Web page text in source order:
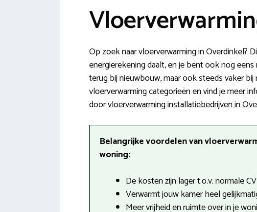
Op zoek naar vloerverwarming in Overdinkel?
energierekening daalt, en je bent ook nog
terug bij nieuwbouw, maar ook steeds vaker
vloerverwarming categorieën en vind je meer
doorvloerverwarming installatiebedrijven in
Belangrijke voordelen van
woning:
De kosten zijn lager t.o.v. normale
Verwarmt jouw kamer heel
Meer vrijheid en ruimte over in je